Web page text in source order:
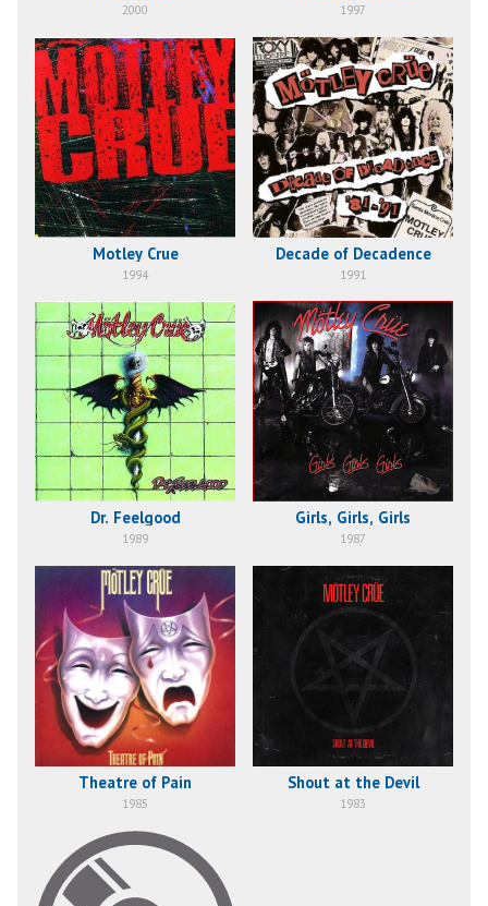
2000 1997
Motley Crue
1994
Decade of Decadence
1991
Dr. Feelgood
1989
Girls, Girls, Girls
1987
Theatre of Pain
1985
Shout at the Devil
1983